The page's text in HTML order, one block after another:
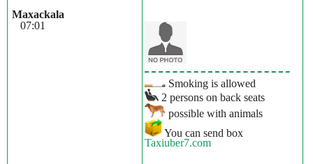
Maxackala
07:01
Smoking is allowed
2 persons on back seats
possible with animals
You can send box
Taxiuber7.com